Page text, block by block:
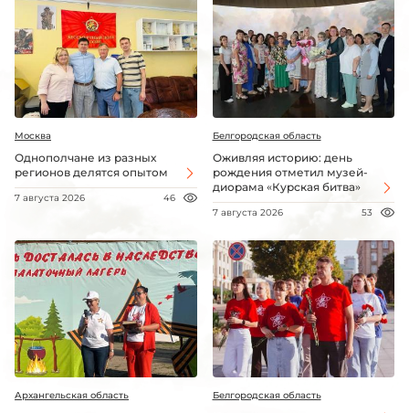
Москва
Однополчане из разных
регионов делятся опытом
7 августа 2026 46
Белгородская область
Оживляя историю: день
рождения отметил музей-
диорама «Курская битва»
7 августа 2026 53
Архангельская область Белгородская область